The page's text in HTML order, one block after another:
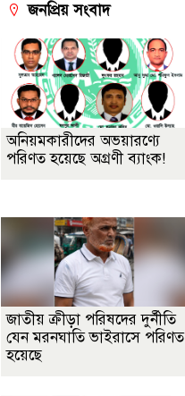
জনপ্রিয় সংবাদ
অনিয়মকারীদের অভয়ারণ্যে
পরিণত হয়েছে অগ্রণী ব্যাংক!
জাতীয় ক্রীড়া পরিষদের দুর্নীতি
যেন মরনঘাতি ভাইরাসে পরিণত
হয়েছে